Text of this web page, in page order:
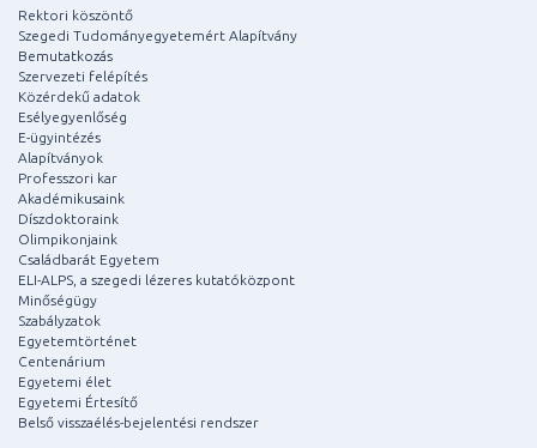
Rektori köszöntő
Szegedi Tudományegyetemért Alapítvány
Bemutatkozás
Szervezeti felépítés
Közérdekű adatok
Esélyegyenlőség
E-ügyintézés
Alapítványok
Professzori kar
Akadémikusaink
Díszdoktoraink
Olimpikonjaink
Családbarát Egyetem
ELI-ALPS, a szegedi lézeres kutatóközpont
Minőségügy
Szabályzatok
Egyetemtörténet
Centenárium
Egyetemi élet
Egyetemi Értesítő
Belső visszaélés-bejelentési rendszer